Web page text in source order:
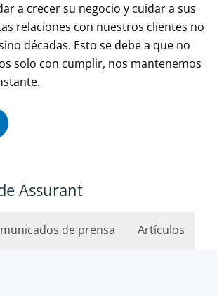
a crecer su negocio y cuidar a sus
relaciones con nuestros clientes no
décadas. Esto se debe a que no
solo con cumplir, nos mantenemos
Assurant
de prensa Artículos